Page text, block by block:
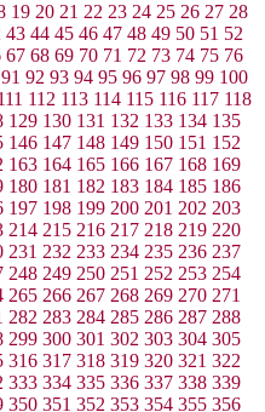
19 20 21 22 23 24 25 26 27 28
43 44 45 46 47 48 49 50 51 52
67 68 69 70 71 72 73 74 75 76
91 92 93 94 95 96 97 98 99 100
112 113 114 115 116 117 118
129 130 131 132 133 134 135
146 147 148 149 150 151 152
163 164 165 166 167 168 169
180 181 182 183 184 185 186
197 198 199 200 201 202 203
214 215 216 217 218 219 220
231 232 233 234 235 236 237
248 249 250 251 252 253 254
265 266 267 268 269 270 271
282 283 284 285 286 287 288
299 300 301 302 303 304 305
316 317 318 319 320 321 322
333 334 335 336 337 338 339
350 351 352 353 354 355 356